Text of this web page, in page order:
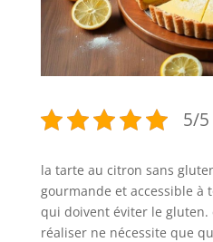
5/5
la tarte au citron sans
gourmande et accessible à
qui doivent éviter le gluten.
réaliser ne nécessite que